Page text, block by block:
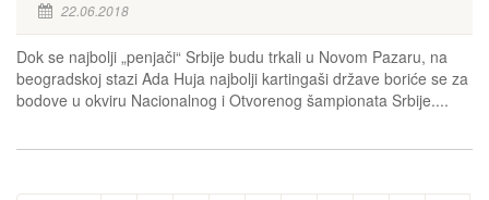
22.06.2018
Dok se najbolji „penjači“ Srbije budu trkali u Novom Pazaru, na
beogradskoj stazi Ada Huja najbolji kartingaši države boriće se za
bodove u okviru Nacionalnog i Otvorenog šampionata Srbije....